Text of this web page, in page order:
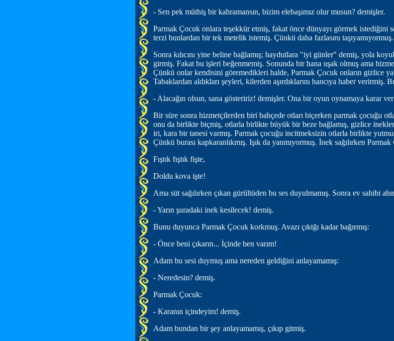
- Sen pek müthiş bir kahramansın, bizim elebaşımız olur musun? demişler.
Parmak Çocuk onlara teşekkür etmiş, fakat önce dünyayı görmek istediğini
terzi bunlardan bir tek metelik istemiş. Çünkü daha fazlasını taşıyamıyormuş.
Sonra kılıcını yine beline bağlamış; haydutlara "iyi günler" demiş, yola
girmiş. Fakat bu işleri beğenmemiş. Sonunda bir hana uşak olmuş ama
Çünkü onlar kendisini göremedikleri halde, Parmak Çocuk onların gizlice
Tabaklardan aldıkları şeyleri, kilerden aşırdıklarını hancıya haber verirmiş.
- Alacağın olsun, sana gösteririz! demişler. Ona bir oyun oynamaya karar
Bir süre sonra hizmetçilerden biri bahçede otları biçerken parmak çocuğu
onu da birlikte biçmiş, otlarla birlikte büyük bir beze bağlamış, gizlice
iri, kara bir tanesi varmış. Parmak çocuğu incitmeksizin otlarla birlikte
Çünkü burası kapkaranlıkmış. Işık da yanmıyormuş. İnek sağılırken
Fıştık fıştık fişte,
Doldu kova işte!
Ama süt sağılırken çıkan gürültüden bu ses duyulmamış. Sonra ev sahibi
- Yarın şuradaki inek kesilecek! demiş.
Bunu duyunca Parmak Çocuk korkmuş. Avazı çıktğı kadar bağırmış:
- Önce beni çıkarın... İçinde ben varım!
Adam bu sesi duymuş ama nereden geldiğini anlayamamış:
- Neredesin? demiş.
Parmak Çocuk:
- Karanın içindeyim! demiş.
Adam bundan bir şey anlayamamış, çıkıp gitmiş.